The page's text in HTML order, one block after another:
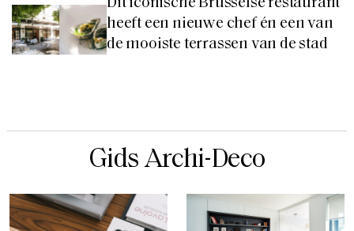
heeft een nieuwe chef én een van
de mooiste terrassen van de stad
Gids Archi-Deco